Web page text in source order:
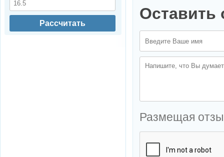
Оставить
Размещая
Рассчитать